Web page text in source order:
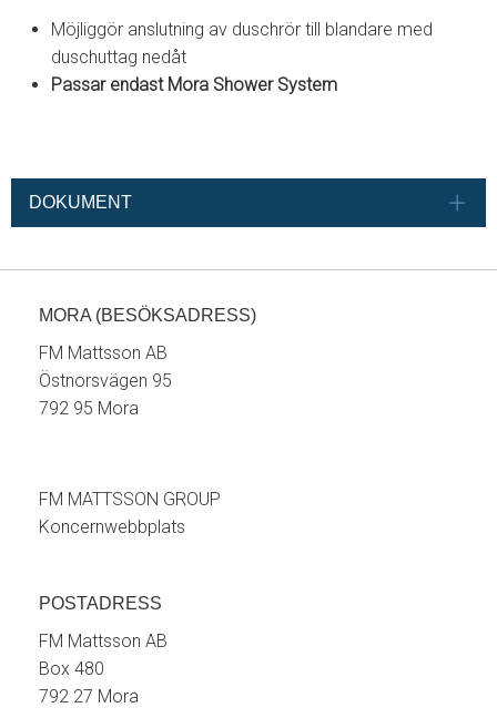
Möjliggör anslutning av duschrör till blandare med
duschuttag nedåt
Passar endast Mora Shower System
DOKUMENT
MORA (BESÖKSADRESS)
FM Mattsson AB
Östnorsvägen 95
792 95 Mora
FM MATTSSON GROUP
Koncernwebbplats
POSTADRESS
FM Mattsson AB
Box 480
792 27 Mora